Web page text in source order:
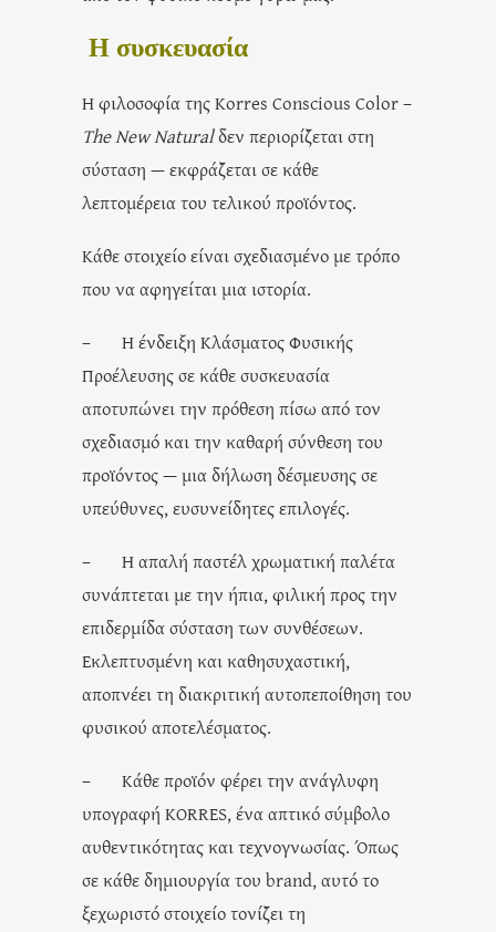
Η συσκευασία
Η φιλοσοφία της Korres Conscious Color –
The New Naturalδεν περιορίζεται στη
σύσταση — εκφράζεται σε κάθε
λεπτομέρειατου τελικού προϊόντος.
Κάθε στοιχείο είναι σχεδιασμένο με τρόπο
που να αφηγείται μια ιστορία.
– Η ένδειξη Κλάσματος Φυσικής
Προέλευσης σε κάθε συσκευασία
αποτυπώνει την πρόθεση πίσω από τον
σχεδιασμό και την καθαρή σύνθεση του
προϊόντος — μια δήλωση δέσμευσης σε
υπεύθυνες, ευσυνείδητες επιλογές.
– Η απαλή παστέλ χρωματική παλέτα
συνάπτεται με την ήπια, φιλική προς την
επιδερμίδα σύσταση των συνθέσεων.
Εκλεπτυσμένη και καθησυχαστική,
αποπνέει τη διακριτική αυτοπεποίθηση του
φυσικού αποτελέσματος.
– Κάθε προϊόν φέρει την ανάγλυφη
υπογραφή KORRES, ένα απτικό σύμβολο
αυθεντικότητας και τεχνογνωσίας. Όπως
σε κάθε δημιουργία του brand, αυτό το
ξεχωριστό στοιχείο τονίζει τη